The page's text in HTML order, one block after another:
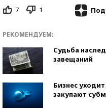
7 1
РЕКОМЕНДУЕМ:
Судьба
завещаний
Бизнес
закупают